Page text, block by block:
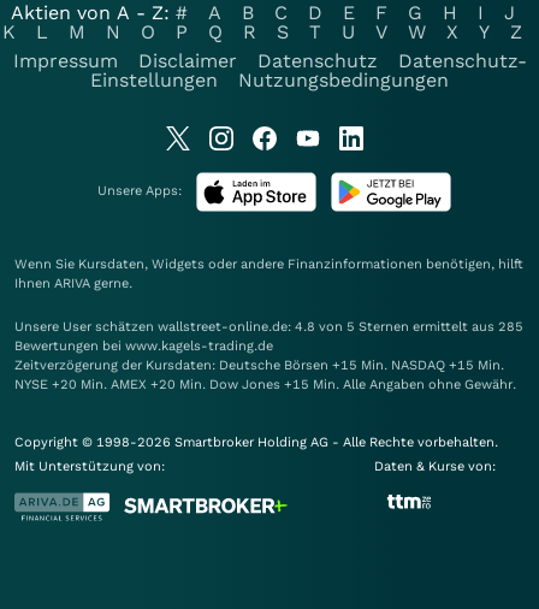
Aktien von A - Z: # A B C D E F G H I
J
K
L M N O P Q R S T U V W X Y
Z
Impressum
Disclaimer Datenschutz
Datenschutz-
Einstellungen
Nutzungsbedingungen
Unsere Apps:
Wenn Sie Kursdaten, Widgets oder andere Finanzinformationen benötigen, hilft
Ihnen ARIVA gerne.
Unsere User schätzen wallstreet-online.de: 4.8 von 5 Sternen ermittelt aus 285
Bewertungen bei www.kagels-trading.de
Zeitverzögerung der Kursdaten: Deutsche Börsen +15 Min. NASDAQ +15 Min.
NYSE +20 Min. AMEX +20 Min. Dow Jones +15 Min. Alle Angaben ohne Gewähr.
Copyright © 1998-2026 Smartbroker Holding AG - Alle Rechte vorbehalten.
Mit Unterstützung von:
Daten & Kurse von: